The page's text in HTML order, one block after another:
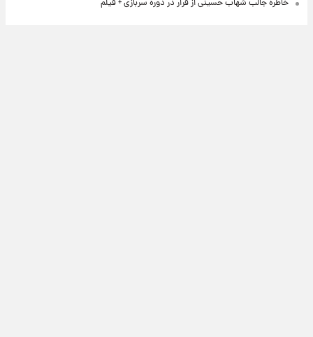
خاطره جالب شهاب حسینی از فرار در دوره سربازی + فیلم